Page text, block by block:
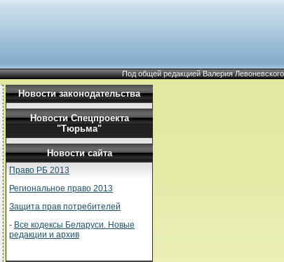
Под общей редакцией Валерия Левоневского
Новости законодательства
Новости Спецпроекта
"Тюрьма"
Новости сайта
Право РБ 2013
Региональное право 2013
Защита прав потребителей
- Все кодексы Беларуси. Новые
редакции и архив